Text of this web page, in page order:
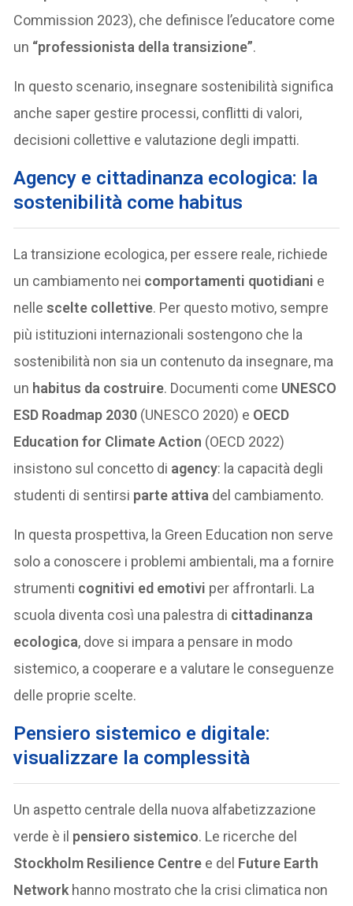
Commission 2023), che definisce l’educatore come
un “professionista della transizione”.
In questo scenario, insegnare sostenibilità significa
anche saper gestire processi, conflitti di valori,
decisioni collettive e valutazione degli impatti.
Agency e cittadinanza ecologica: la
sostenibilità come habitus
La transizione ecologica, per essere reale, richiede
un cambiamento nei comportamenti quotidiani e
nellescelte collettive. Per questo motivo, sempre
più istituzioni internazionali sostengono che la
sostenibilità non sia un contenuto da insegnare, ma
un habitus da costruire. Documenti come UNESCO
ESD Roadmap 2030 (UNESCO 2020) e OECD
Education for Climate Action (OECD 2022)
insistono sul concetto di agency: la capacità degli
studenti di sentirsi parte attiva del cambiamento.
In questa prospettiva, la Green Education non serve
solo a conoscere i problemi ambientali, ma a fornire
strumenti cognitivi ed emotivi per affrontarli. La
scuola diventa così una palestra di cittadinanza
ecologica, dove si impara a pensare in modo
sistemico, a cooperare e a valutare le conseguenze
delle proprie scelte.
Pensiero sistemico e digitale:
visualizzare la complessità
Un aspetto centrale della nuova alfabetizzazione
verde è il pensiero sistemico. Le ricerche del
Stockholm Resilience Centre e del Future Earth
Networkhanno mostrato che la crisi climatica non